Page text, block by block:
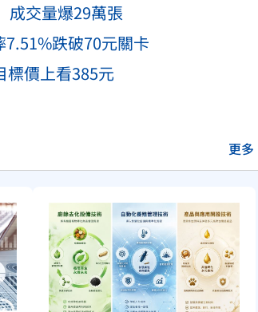
交量爆29萬張
跌破70元關卡
價上看385元
更多